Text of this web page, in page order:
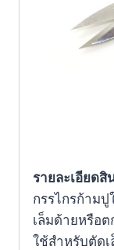
รายละเอียดสิ
กรรไกรก้าม
เล็มด้ายหรือ
ใช้สำหรับตัด